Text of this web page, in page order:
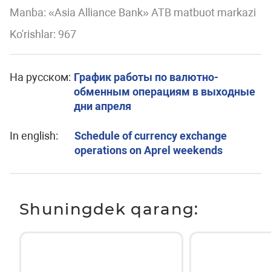
Manba: «Asia Alliance Bank» ATB matbuot markazi
Ko'rishlar: 967
На русском: График работы по валютно-
обменным операциям в выходные
дни апреля
In english:
Schedule of currency exchange
operations on Aprel weekends
Shuningdek qarang: